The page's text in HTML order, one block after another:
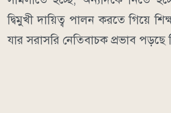
দ্বিমুখী দায়িত্ব পালন করতে গিয়ে
যার সরাসরি নেতিবাচক প্রভাব পড়ছে